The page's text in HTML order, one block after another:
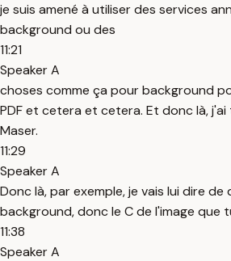
je suis amené à utiliser des services
background ou des
11:21
Speaker A
choses comme ça pour background
PDF et cetera et cetera. Et donc là,
Maser.
11:29
Speaker A
Donc là, par exemple, je vais lui dire de
background, donc le C de l'image que
11:38
Speaker A